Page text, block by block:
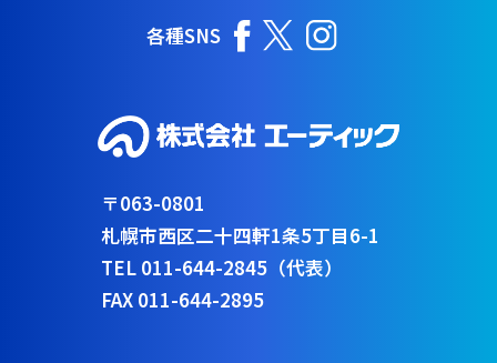
各種SNS
〒063-0801
札幌市西区二十四軒1条5丁目6-1
TEL 011-644-2845（代表）
FAX 011-644-2895